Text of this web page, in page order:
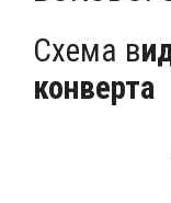
Схема в
конверта